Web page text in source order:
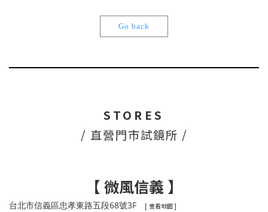
Go back
STORES
/ 直營門市試鏡所 /
【 微風信義 】
台北市信義區忠孝東路五段68號3F [ 查看地圖]